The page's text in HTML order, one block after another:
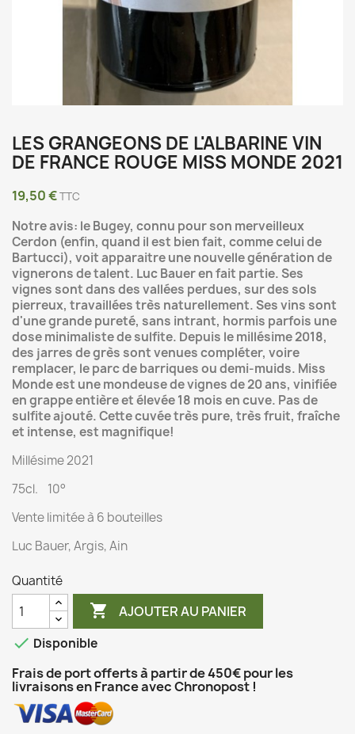
LES GRANGEONS DE L'ALBARINE VIN
DE FRANCE ROUGE MISS MONDE 2021
19,50 €TTC
Notre avis: le Bugey, connu pour son merveilleux
Cerdon (enfin, quand il est bien fait, comme celui de
Bartucci), voit apparaitre une nouvelle génération de
vignerons de talent. Luc Bauer en fait partie. Ses
vignes sont dans des vallées perdues, sur des sols
pierreux, travaillées très naturellement. Ses vins sont
d'une grande pureté, sans intrant, hormis parfois une
dose minimaliste de sulfite. Depuis le millésime 2018,
des jarres de grès sont venues compléter, voire
remplacer, le parc de barriques ou demi-muids. Miss
Monde est une mondeuse de vignes de 20 ans, vinifiée
en grappe entière et élevée 18 mois en cuve. Pas de
sulfite ajouté. Cette cuvée très pure, très fruit, fraîche
et intense, est magnifique!
Millésime 2021
75cl. 10°
Vente limitée à 6 bouteilles
Luc Bauer, Argis, Ain
Quantité
 AJOUTER AU PANIER
 Disponible
Frais de port offerts à partir de 450€ pour les
livraisons en France avec Chronopost !